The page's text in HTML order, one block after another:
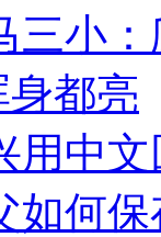
三小
身都亮
用中
如何